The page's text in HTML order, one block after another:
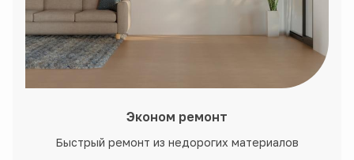
Эконом ремонт
Быстрый ремонт из недорогих материалов